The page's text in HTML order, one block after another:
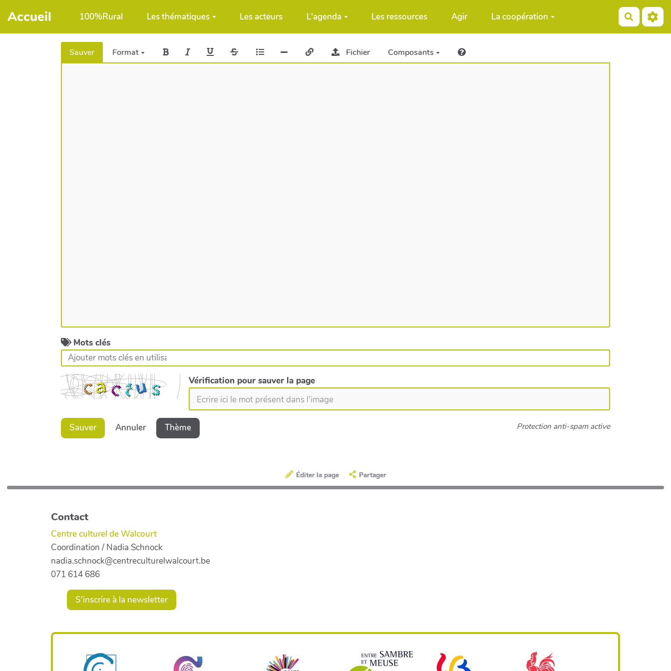
Aller au contenu principal
Accueil 100%Rural Les thématiques Les acteurs L'agenda Les ressources Agir La coopération
Sauver Format Fichier Composants
Mots clés
Vérification pour sauver la page
Sauver Annuler Thème Protection anti-spam active
Éditer la page Partager
Contact
Centre culturel de Walcourt
Coordination / Nadia Schnock
nadia.schnock@centreculturelwalcourt.be
071 614 686
S'inscrire à la newsletter